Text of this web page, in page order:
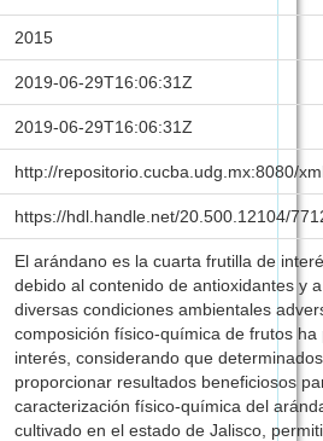
2015
2019-06-29T16:06:31Z
2019-06-29T16:06:31Z
http://repositorio.cucba.udg.mx:8080/
https://hdl.handle.net/20.500.12104/
El arándano es la cuarta frutilla de
debido al contenido de antioxidantes y
diversas condiciones ambientales
composición físico-química de frutos
interés, considerando que
proporcionar resultados beneficiosos
caracterización físico-química del
cultivado en el estado de Jalisco,